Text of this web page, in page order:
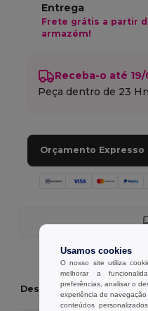
Entrega
Frete grátis a partir
armazém!
Receba-o até 19/
Peça dentro de 23
Orçamento Expresso
Descrição do produto
Usamos cookies
O nosso site utiliza
melhorar a
preferências, analisar o
experiência de
conteúdos